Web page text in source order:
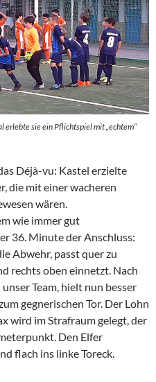
erlebte sie ein Pflichtspiel mit „echtem“
Déjà-vu: Kastel erzielte
die mit einer wacheren
wären.
wie immer gut
36. Minute der Anschluss:
Abwehr, passt quer zu
rechts oben einnetzt. Nach
Team, hielt nun besser
gegnerischen Tor. Der Lohn
wird im Strafraum gelegt, der
Den Elfer
flach ins linke Toreck.